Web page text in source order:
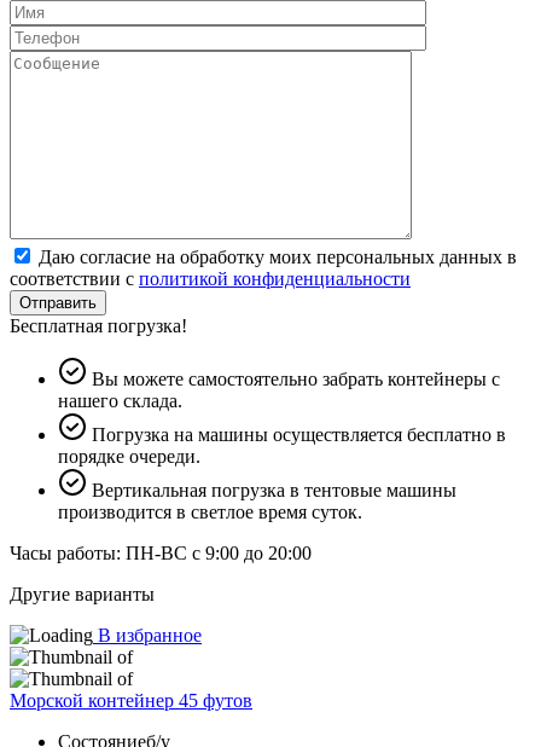
Даю согласие на обработку моих персональных данных в
соответствии с политикой конфиденциальности
Отправить
Бесплатная погрузка!
Вы можете самостоятельно забрать контейнеры с
нашего склада.
Погрузка на машины осуществляется бесплатно в
порядке очереди.
Вертикальная погрузка в тентовые машины
производится в светлое время суток.
Часы работы: ПН-ВС с 9:00 до 20:00
Другие варианты
В избранное
Морской контейнер 45 футов
Состояниеб/у